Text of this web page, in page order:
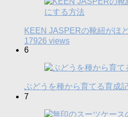
KEEN JASPERの靴紐がほ
17926 views
6
ぶどうを種から育てる育成
7